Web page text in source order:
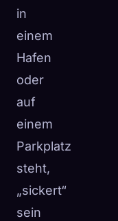
in
einem
Hafen
oder
auf
einem
Parkplatz
steht,
„sickert“
sein